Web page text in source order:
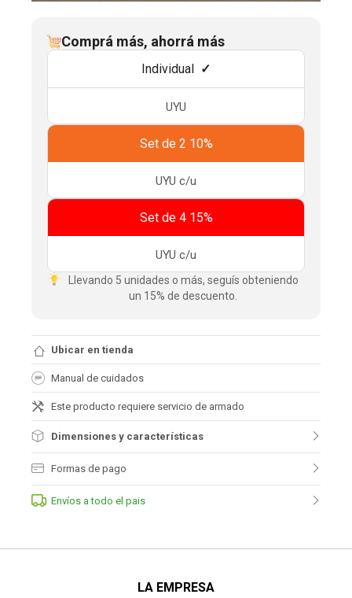
Comprá más, ahorrá más
Individual
UYU
Set de 2 10%
UYU c/u
Set de 4 15%
UYU c/u
Llevando 5 unidades o más, seguís obteniendo
un 15% de descuento.
Ubicar en tienda
Manual de cuidados
Este producto requiere servicio de armado
Dimensiones y características
Formas de pago
Envíos a todo el pais
LA EMPRESA